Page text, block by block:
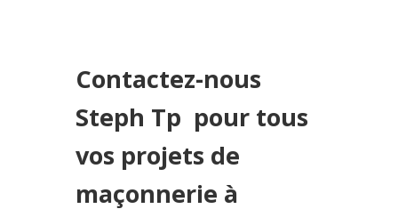
Contactez-nous
Steph Tp pour tous
vos projets de
maçonnerie à